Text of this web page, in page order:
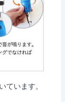
ています。